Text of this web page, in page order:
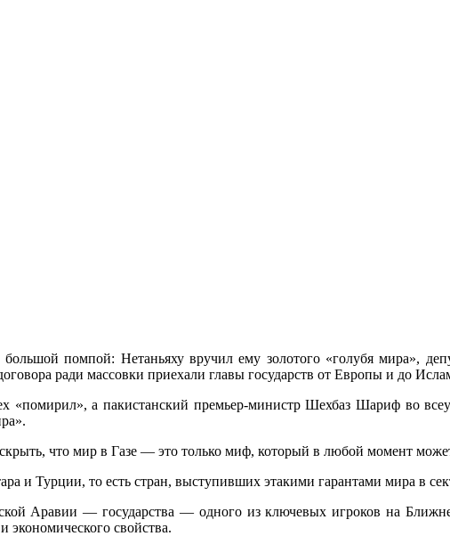
помпой: Нетаньяху вручил ему золотого «голубя мира»,
ради массовки приехали главы государств от Европы и до
«помирил», а пакистанский премьер-министр Шехбаз Шариф во
что мир в Газе — это только миф, который в любой момент
Турции, то есть стран, выступивших этакими гарантами мира в
Аравии — государства — одного из ключевых игроков на
экономического свойства.